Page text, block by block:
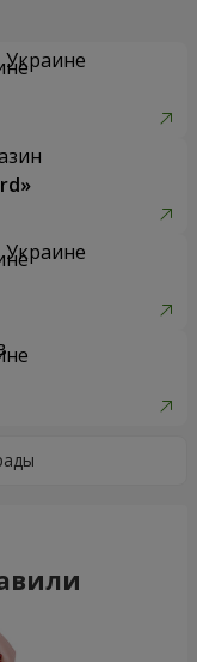
Украине
Украине